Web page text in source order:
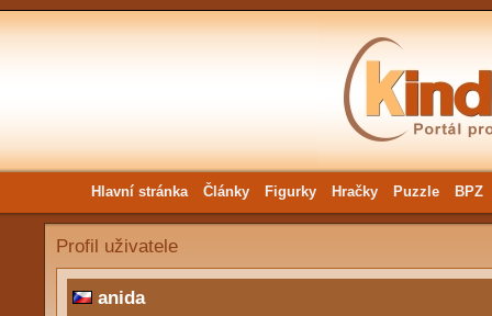
Hlavní stránka Články Figurky Hračky Puzzle BPZ
Profil uživatele
anida